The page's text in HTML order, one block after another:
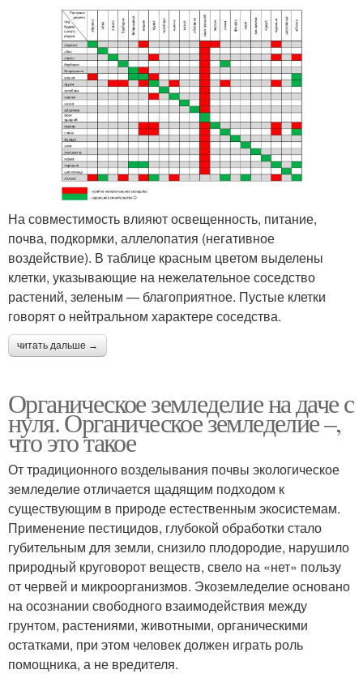
На совместимость влияют освещенность, питание,
почва, подкормки, аллелопатия (негативное
воздействие). В таблице красным цветом выделены
клетки, указывающие на нежелательное соседство
растений, зеленым — благоприятное. Пустые клетки
говорят о нейтральном характере соседства.
читать дальше →
Органическое земледелие на даче с
нуля. Органическое земледелие –,
что это такое
От традиционного возделывания почвы экологическое
земледелие отличается щадящим подходом к
существующим в природе естественным экосистемам.
Применение пестицидов, глубокой обработки стало
губительным для земли, снизило плодородие, нарушило
природный круговорот веществ, свело на «нет» пользу
от червей и микроорганизмов. Экоземледелие основано
на осознании свободного взаимодействия между
грунтом, растениями, животными, органическими
остатками, при этом человек должен играть роль
помощника, а не вредителя.